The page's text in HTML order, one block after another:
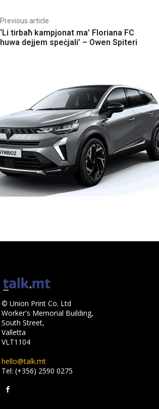
Previous article
‘Li tirbaħ kampjonat ma’ Floriana FC
huwa dejjem speċjali’ – Owen Spiteri
© Union Print Co. Ltd
Worker's Memorial Building,
South Street,
Valletta
VLT1104
hello@talk.mt
Tel: (+356) 2590 0275